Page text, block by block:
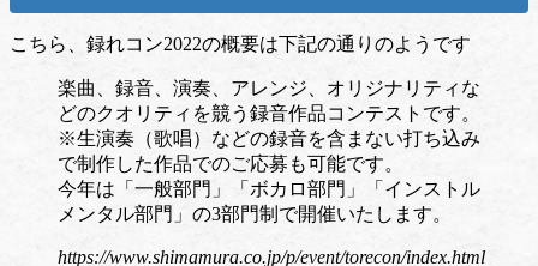
こちら、録れコン2022の概要は下記の通りのようです
楽曲、録音、演奏、アレンジ、オリジナリティな
どのクオリティを競う録音作品コンテストです。
※生演奏（歌唱）などの録音を含まない打ち込み
で制作した作品でのご応募も可能です。
今年は「一般部門」「ボカロ部門」「インストル
メンタル部門」の3部門制で開催いたします。
https://www.shimamura.co.jp/p/event/torecon/index.html